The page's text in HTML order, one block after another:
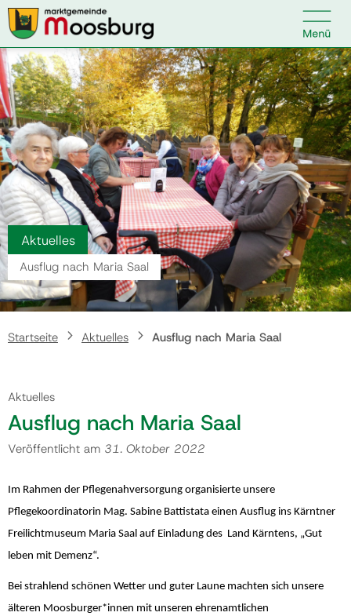
Kontakt 
Suche nach:
Startseite
Kundenservice
Ihr Anliegen
Veranstaltungen
Politik
Gemeinde
Kontakt
Aktuelles
Ausflug nach Maria Saal
Startseite Aktuelles Ausflug nach Maria Saal
Aktuelles
Ausflug nach Maria Saal
Veröffentlicht am 31. Oktober 2022
Im Rahmen der Pflegenahversorgung organisierte unsere
Pflegekoordinatorin Mag. Sabine Battistata einen Ausflug ins Kärntner
Freilichtmuseum Maria Saal auf Einladung des Land Kärntens, „Gut
leben mit Demenz“.
Bei strahlend schönen Wetter und guter Laune machten sich unsere
älteren Moosburger*innen mit unseren ehrenamtlichen